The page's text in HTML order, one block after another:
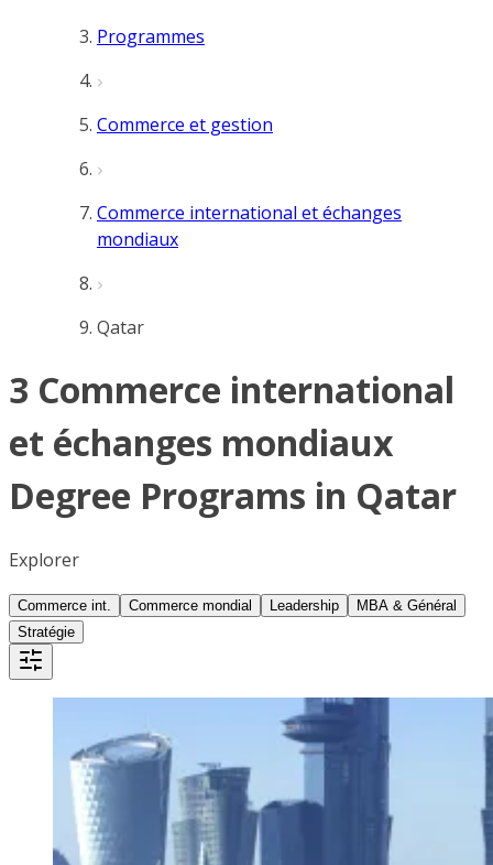
Programmes
Commerce et gestion
Commerce international et échanges
mondiaux
Qatar
3 Commerce international
et échanges mondiaux
Degree Programs in Qatar
Explorer
Commerce int. Commerce mondial Leadership
MBA & Général
Stratégie